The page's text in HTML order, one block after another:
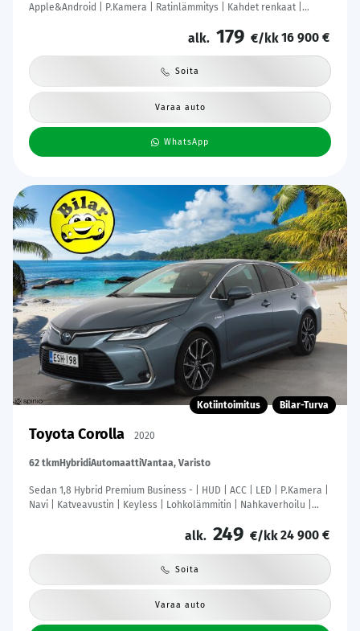
Apple&Android | P.Kamera | Ratinlämmitys | Kahdet renkaat |
alk. 179 €/kk16 900 €
Soita
Varaa auto
WhatsApp
Kotiintoimitus Bilar-Turva
Toyota Corolla 2020
62 tkmHybridiAutomaattiVantaa, Varisto
Sedan 1,8 Hybrid Premium Business - | HUD | ACC | LED | P.Kamera |
Navi | Katveavustin | Keyless | Lohkolämmitin | Nahkaverhoilu |
alk. 249 €/kk24 900 €
Soita
Varaa auto